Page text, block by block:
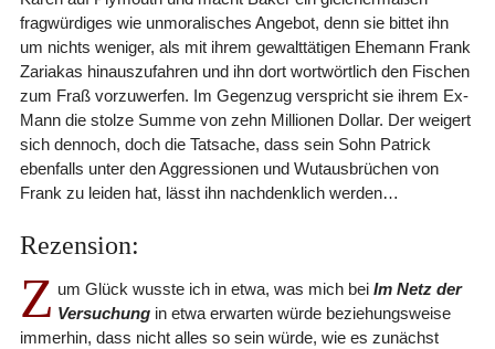
fragwürdiges wie unmoralisches Angebot, denn sie bittet ihn
um nichts weniger, als mit ihrem gewalttätigen Ehemann Frank
Zariakas hinauszufahren und ihn dort wortwörtlich den Fischen
zum Fraß vorzuwerfen. Im Gegenzug verspricht sie ihrem Ex-
Mann die stolze Summe von zehn Millionen Dollar. Der weigert
sich dennoch, doch die Tatsache, dass sein Sohn Patrick
ebenfalls unter den Aggressionen und Wutausbrüchen von
Frank zu leiden hat, lässt ihn nachdenklich werden…
Rezension:
Z um Glück wusste ich in etwa, was mich bei Im Netz der
Versuchungin etwa erwarten würde beziehungsweise
immerhin, dass nicht alles so sein würde, wie es zunächst